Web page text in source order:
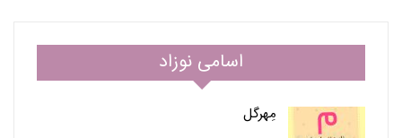
اسامی نوزاد
مِهرگل